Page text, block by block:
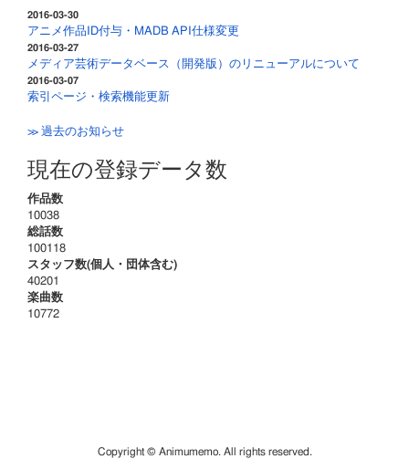
2016-03-30
アニメ作品ID付与・MADB API仕様変更
2016-03-27
メディア芸術データベース（開発版）のリニューアルについて
2016-03-07
索引ページ・検索機能更新
≫ 過去のお知らせ
現在の登録データ数
作品数
10038
総話数
100118
スタッフ数(個人・団体含む)
40201
楽曲数
10772
Copyright © Animumemo. All rights reserved.